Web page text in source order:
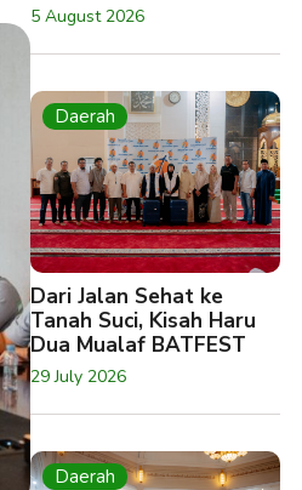
5 August 2026
Daerah
Dari Jalan Sehat ke
Tanah Suci, Kisah Haru
Dua Mualaf BATFEST
29 July 2026
Daerah